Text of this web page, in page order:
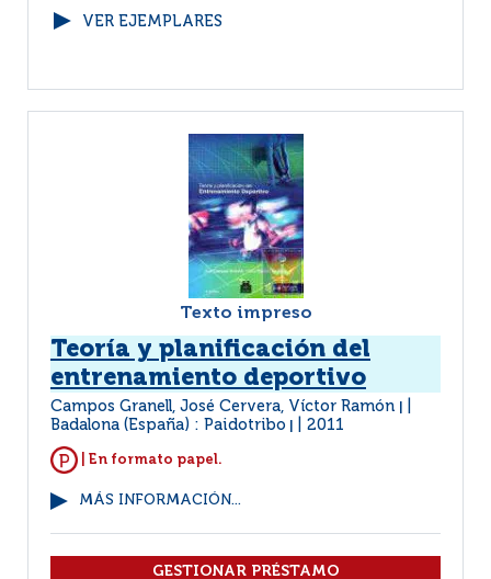
VER EJEMPLARES
Texto impreso
Teoría y planificación del
entrenamiento deportivo
Campos Granell, José Cervera, Víctor Ramón
Badalona (España) : Paidotribo 2011
| En formato papel.
MÁS INFORMACIÓN...